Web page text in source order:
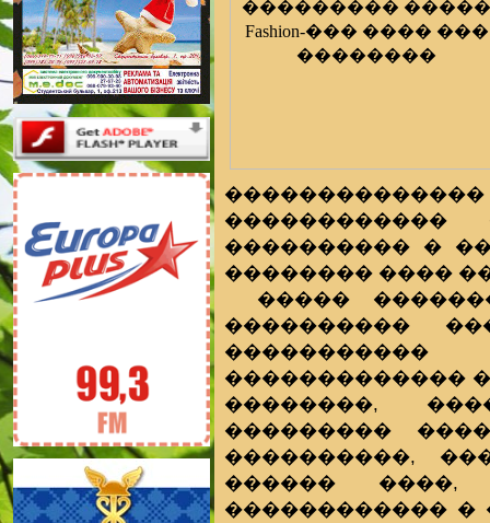
���������� �
�������� ����
�����
����������
�������������
��������,
���������
����������,
������
������������ �